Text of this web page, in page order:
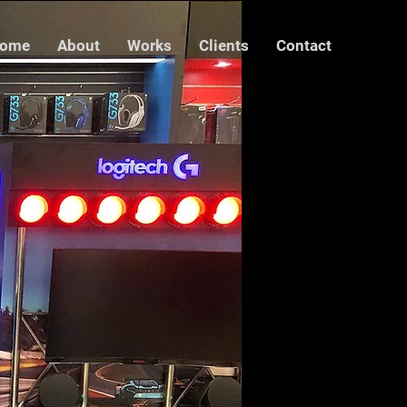
About Works Clients Contact